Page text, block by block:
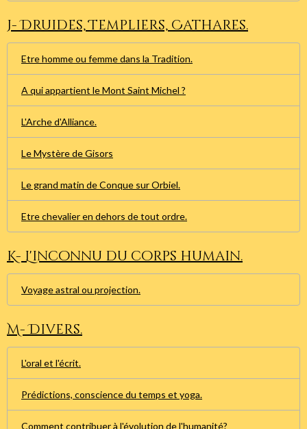
J- Druides, Templiers, Cathares.
Etre homme ou femme dans la Tradition.
A qui appartient le Mont Saint Michel ?
L'Arche d'Alliance.
Le Mystère de Gisors
Le grand matin de Conque sur Orbiel.
Etre chevalier en dehors de tout ordre.
K- L'inconnu du corps humain.
Voyage astral ou projection.
M- Divers.
L'oral et l'écrit.
Prédictions, conscience du temps et yoga.
Comment contribuer à l'évolution de l'humanité?